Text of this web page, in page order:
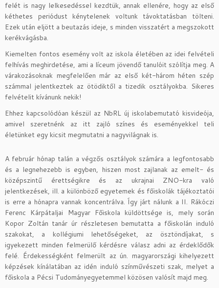
felét is nagy lelkesedéssel kezdtük, annak ellenére, hogy az első
kéthetes periódust kénytelenek voltunk távoktatásban tölteni.
Ezek után eljött a beutazás ideje, s minden visszatért a megszokott
kerékvágásba.
Kiemelten fontos esemény volt az iskola életében az idei felvételi
felhívás meghirdetése, ami a líceum jövendő tanulóit szólítja meg. A
várakozásoknak megfelelően már az első két-három héten szép
számmal jelentkeztek az ötödiktől a tizedik osztályokba. Sikeres
felvételit kívánunk nekik!
Ehhez kapcsolódóan készül az NbRL új iskolabemutató kisvideója,
amivel szeretnénk az itt zajló színes és eseményekkel teli
életünket egy kicsit megmutatni a nagyvilágnak is.
A február hónap talán a végzős osztályok számára a legfontosabb
és a legnehezebb is egyben, hiszen most zajlanak az emelt- és
középszintű érettségikre és az ukrajnai ZNO-kra való
jelentkezések, ill. a különböző egyetemek és főiskolák tájékoztatói
is erre a hónapra vannak koncentrálva. Így járt nálunk a II. Rákóczi
Ferenc Kárpátaljai Magyar Főiskola küldöttsége is, mely során
Kopor Zoltán tanár úr részletesen bemutatta a főiskolán induló
szakokat, a kollégiumi lehetőségeket, az ösztöndíjakat, s
igyekezett minden felmerülő kérdésre válasz adni az érdeklődők
felé. Érdekességként felmerült az ún. magyarországi kihelyezett
képzések kínálatában az idén induló színművészeti szak, melyet a
főiskola a Pécsi Tudományegyetemmel közösen valósít majd meg.